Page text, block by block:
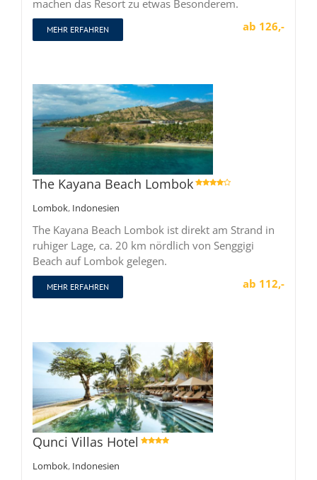
machen das Resort zu etwas Besonderem.
ab 126,-
MEHR ERFAHREN
The Kayana Beach Lombok 
Lombok, Indonesien
The Kayana Beach Lombok ist direkt am Strand in
ruhiger Lage, ca. 20 km nördlich von Senggigi
Beach auf Lombok gelegen.
ab 112,-
MEHR ERFAHREN
Qunci Villas Hotel 
Lombok, Indonesien